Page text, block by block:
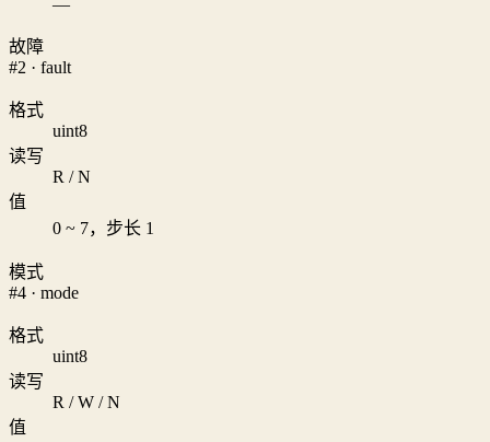
故障
#2 · fault
格式
uint8
读写
R / N
值
0 ~ 7，步长 1
模式
#4 · mode
格式
uint8
读写
R / W / N
值